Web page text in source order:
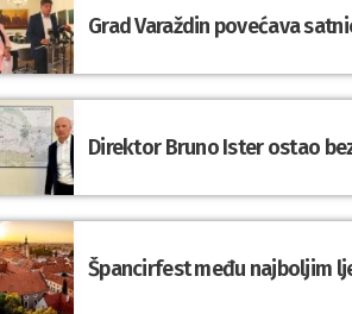
Grad Varaždin povećava
Direktor Bruno Ister ostao
Špancirfest među najboljim